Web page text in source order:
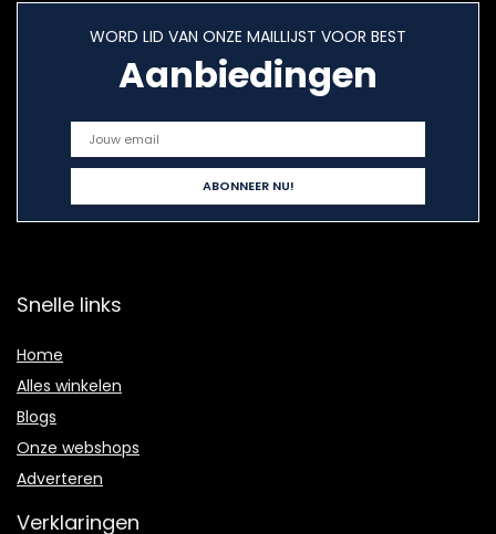
WORD LID VAN ONZE MAILLIJST VOOR BEST
Aanbiedingen
Snelle links
Home
Alles winkelen
Blogs
Onze webshops
Adverteren
Verklaringen